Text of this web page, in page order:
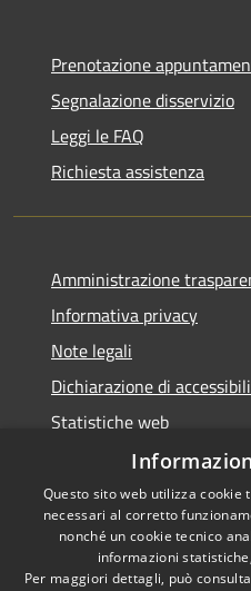
Prenotazione
Segnalazione disservizio
Leggi le FAQ
Richiesta assistenza
Amministrazione
Informativa privacy
Note legali
Dichiarazione di
Statistiche web
Accessibilità
Questo sito web utilizza
necessari al corretto
nonché un cookie tecnico
informazioni
Per maggiori dettagli, può